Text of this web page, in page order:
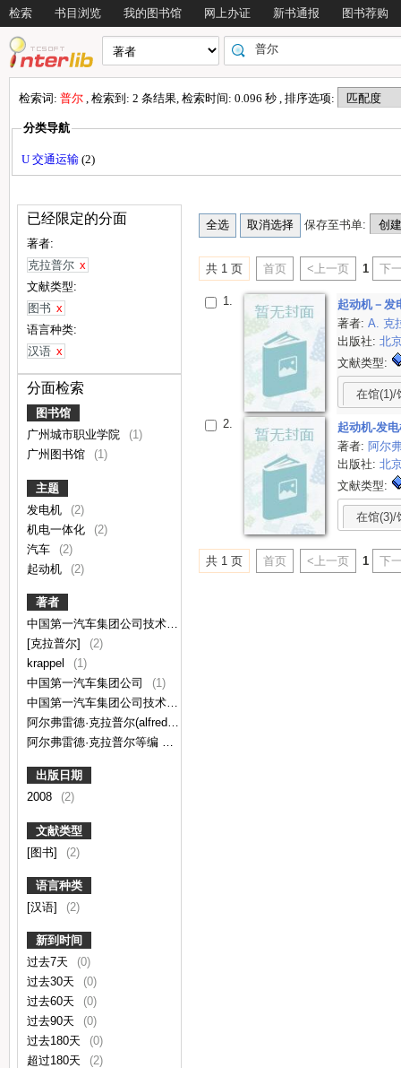
检索 书目浏览 我的图书馆 网上办证 新书通报 图书荐购
检索词: 普尔 , 检索到: 2 条结果, 检索时间: 0.096 秒 , 排序选项:
分类导航
U 交通运输 (2)
已经限定的分面
著者:
克拉普尔 x
文献类型:
图书 x
语言种类:
汉语 x
分面检索
图书馆
广州城市职业学院
(1)
广州图书馆
(1)
主题
发电机
(2)
机电一体化
(2)
汽车
(2)
起动机
(2)
著者
中国第一汽车集团公司技术中心译
[克拉普尔]
(2)
krappel
(1)
中国第一汽车集团公司
(1)
中国第一汽车集团公司技术中心
出版日期
2008
(2)
文献类型
[图书]
(2)
语言种类
[汉语]
(2)
新到时间
过去7天
(0)
过去30天
(0)
过去60天
(0)
过去90天
(0)
过去180天
(0)
超过180天
(2)
保存至书单:
共 1 页 首页 <上一页 1 下
1.
起动机－发
著者:A. 克
出版社:北
文献类型:
在馆(1)/
2.
起动机-发
著者:阿尔
出版社:北
文献类型:
在馆(3)/
共 1 页 首页 <上一页 1 下